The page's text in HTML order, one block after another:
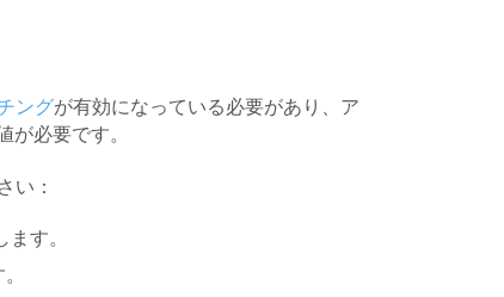
ングが有効になっている必要があり、ア
必要です。
い：
す。